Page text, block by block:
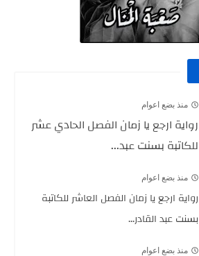
منذ بضع اعوام
رواية ارجع يا زمان الفصل الحادي عشر
للكاتبة بسنت عبد...
منذ بضع اعوام
رواية ارجع يا زمان الفصل العاشر للكاتبة
بسنت عبد القادر...
منذ بضع اعوام